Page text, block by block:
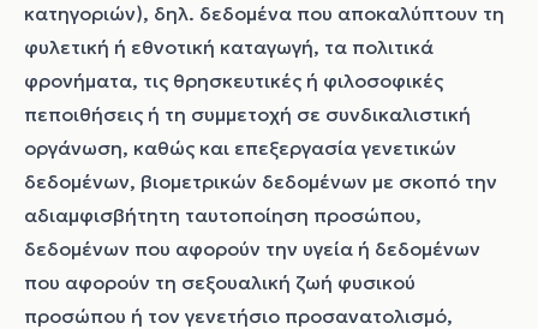
κατηγοριών), δηλ. δεδομένα που αποκαλύπτουν τη
φυλετική ή εθνοτική καταγωγή, τα πολιτικά
φρονήματα, τις θρησκευτικές ή φιλοσοφικές
πεποιθήσεις ή τη συμμετοχή σε συνδικαλιστική
οργάνωση, καθώς και επεξεργασία γενετικών
δεδομένων, βιομετρικών δεδομένων με σκοπό την
αδιαμφισβήτητη ταυτοποίηση προσώπου,
δεδομένων που αφορούν την υγεία ή δεδομένων
που αφορούν τη σεξουαλική ζωή φυσικού
προσώπου ή τον γενετήσιο προσανατολισμό,